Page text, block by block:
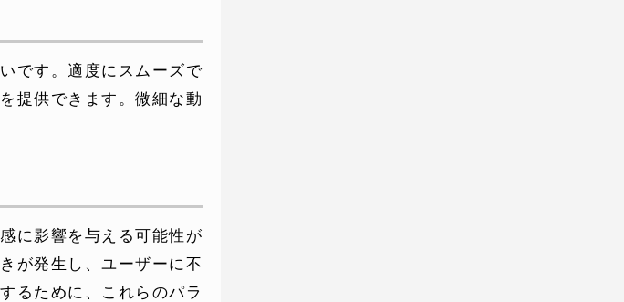
です。適度にスムーズで
提供できます。微細な動
に影響を与える可能性が
が発生し、ユーザーに不
るために、これらのパラ